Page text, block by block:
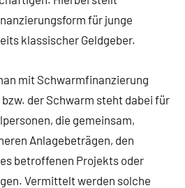
für junge
klassischer Geldgeber.
mit Schwarmfinanzierung
der Schwarm steht dabei für
die gemeinsam,
Anlagebeträgen, den
betroffenen Projekts oder
Vermittelt werden solche